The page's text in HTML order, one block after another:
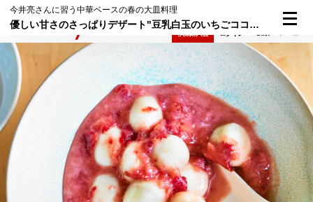
今井亮さんに習う中華ベースの春の大皿料理
優しい甘さのさっぱりデザート"豆乳白玉のいちごココナッツミルク"